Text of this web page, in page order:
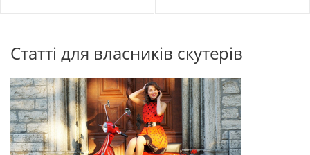
Статті для власників скутерів